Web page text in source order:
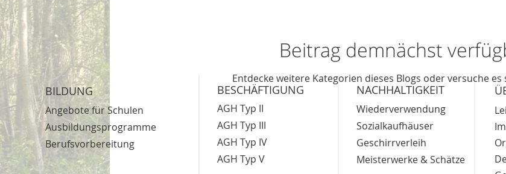
Beitrag demnächst
Entdecke weitere Kategorien dieses Blogs oder versuche
BILDUNG
Angebote für Schulen
Ausbildungsprogramme
Berufsvorbereitung
BESCHÄFTIGUNG
AGH Typ II
AGH Typ III
AGH Typ IV
AGH Typ V
NACHHALTIGKEIT
Wiederverwendung
Sozialkaufhäuser
Geschirrverleih
Meisterwerke & Schätze